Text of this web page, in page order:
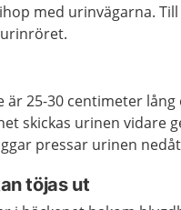
med urinvägarna.
är 25-30 centimeter
skickas urinen vidare
pressar urinen
töjas ut